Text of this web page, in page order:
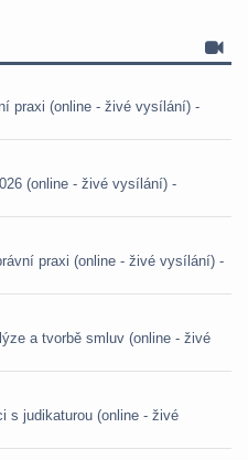
praxi (online - živé vysílání) -
(online - živé vysílání) -
praxi (online - živé vysílání) -
a tvorbě smluv (online - živé
s judikaturou (online - živé